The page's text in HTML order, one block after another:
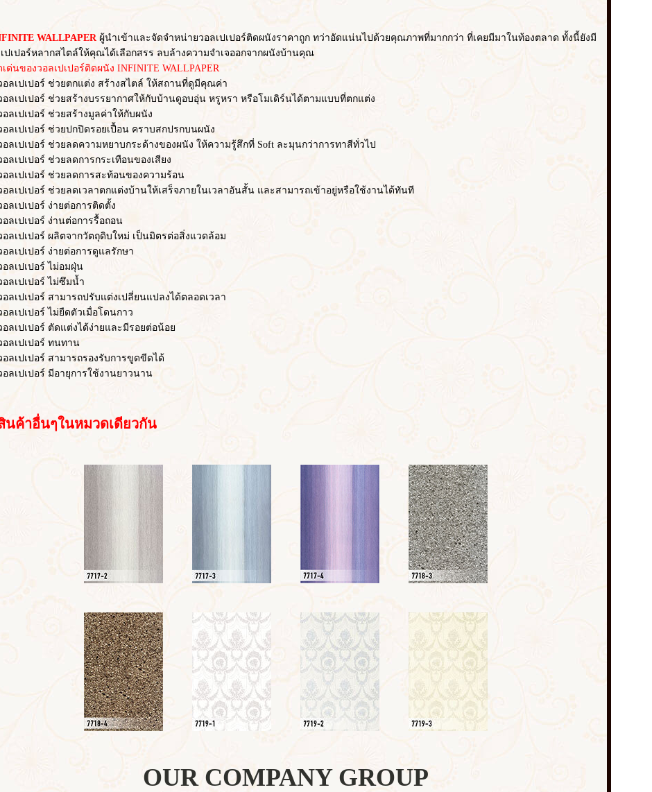
WALLPAPER ผู้นำเข้าและจัดจำหน่ายวอลเปเปอร์ติดผนังราคาถูก ทว่าอัดแน่นไปด้วยคุณภาพที่มากกว่า ที่เคยมีมาในท้องตลาด ทั้งนี้ยังมี
ปเปอร์หลากสไตล์ให้คุณได้เลือกสรร ลบล้างความจำเจออกจากผนังบ้านคุณ
ของวอลเปเปอร์ติดผนัง INFINITE WALLPAPER
ปเปอร์ ช่วยตกแต่ง สร้างสไตล์ ให้สถานที่ดูมีคุณค่า
เปอร์ ช่วยสร้างบรรยากาศให้กับบ้านดูอบอุ่น หรูหรา หรือโมเดิร์นได้ตามแบบที่ตกแต่ง
ปเปอร์ ช่วยสร้างมูลค่าให้กับผนัง
ปเปอร์ ช่วยปกปิดรอยเปื้อน คราบสกปรกบนผนัง
เปอร์ ช่วยลดความหยาบกระด้างของผนัง ให้ความรู้สึกที่ Soft ละมุนกว่าการทาสีทั่วไป
ปเปอร์ ช่วยลดการกระเทือนของเสียง
ปเปอร์ ช่วยลดการสะท้อนของความร้อน
เปอร์ ช่วยลดเวลาตกแต่งบ้านให้เสร็จภายในเวลาอันสั้น และสามารถเข้าอยู่หรือใช้งานได้ทันที
ปเปอร์ ง่ายต่อการติดตั้ง
ปเปอร์ ง่านต่อการรื้อถอน
ปเปอร์ ผลิตจากวัตถุดิบใหม่ เป็นมิตรต่อสิ่งแวดล้อม
ปเปอร์ ง่ายต่อการดูแลรักษา
ปเปอร์ ไม่อมฝุ่น
ปเปอร์ ไม่ซึมน้ำ
ปเปอร์ สามารถปรับแต่งเปลี่ยนแปลงได้ตลอดเวลา
ปเปอร์ ไม่ยืดตัวเมื่อโดนกาว
ปเปอร์ ตัดแต่งได้ง่ายและมีรอยต่อน้อย
ปเปอร์ ทนทาน
ปเปอร์ สามารถรองรับการขูดขีดได้
ปเปอร์ มีอายุการใช้งานยาวนาน
อื่นๆในหมวดเดียวกัน
OUR COMPANY GROUP